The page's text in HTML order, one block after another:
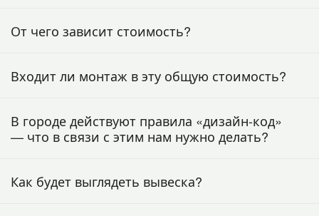
От чего зависит стоимость?
Входит ли монтаж в эту общую стоимость?
В городе действуют правила «дизайн-код»
— что в связи с этим нам нужно делать?
Как будет выглядеть вывеска?